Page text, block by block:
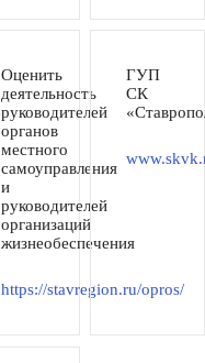
Оценить
деятельность
руководителей
органов
местного
самоуправления
и
руководителей
организаций
жизнеобеспечения
https://stavregion.ru/opros/
ГУП
СК